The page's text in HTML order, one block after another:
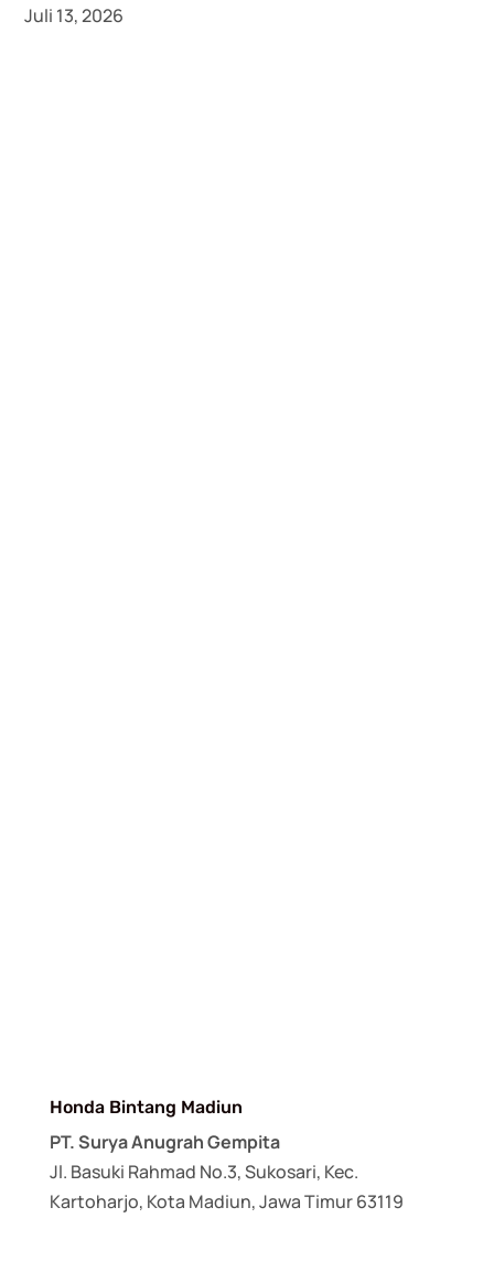
Juli 13, 2026
Honda Bintang Madiun
PT. Surya Anugrah Gempita
Jl. Basuki Rahmad No.3, Sukosari, Kec.
Kartoharjo, Kota Madiun, Jawa Timur 63119